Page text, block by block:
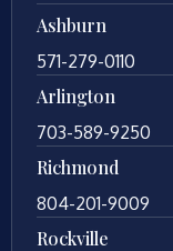
Ashburn
571-279-0110
Arlington
703-589-9250
Richmond
804-201-9009
Rockville